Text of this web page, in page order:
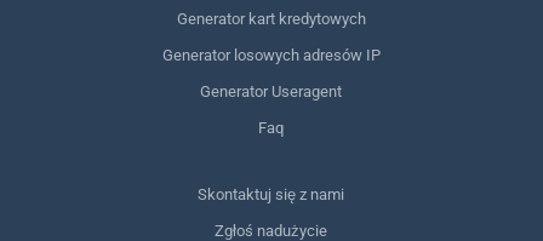
Generator kart kredytowych
Generator losowych adresów IP
Generator Useragent
Faq
Skontaktuj się z nami
Zgłoś nadużycie